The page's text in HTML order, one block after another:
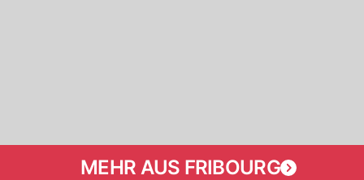
MEHR AUS FRIBOURG